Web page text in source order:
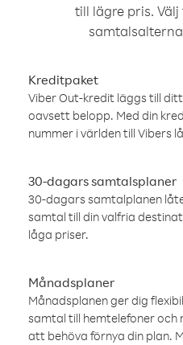
till lägre pris.
Kreditpaket
Viber Out-kredit läggs till
oavsett belopp. Med din
nummer i världen till Vibers
30-dagars samtalsplaner
30-dagars samtalplanen
samtal till din valfria
låga priser.
Månadsplaner
Månadsplanen ger dig
samtal till hemtelefoner och
att behöva förnya din plan.